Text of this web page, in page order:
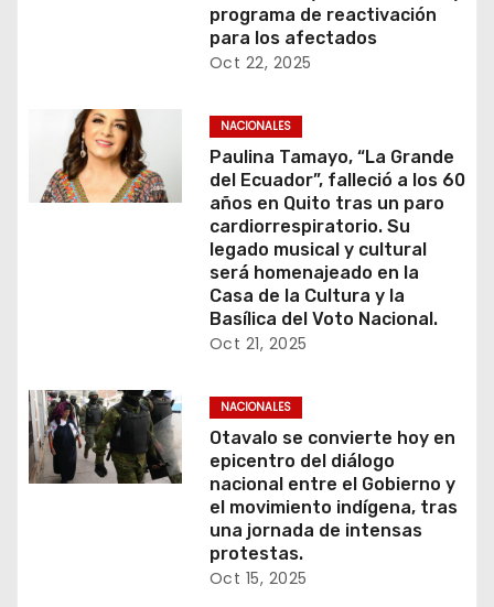
programa de reactivación
para los afectados
Oct 22, 2025
NACIONALES
Paulina Tamayo, “La Grande
del Ecuador”, falleció a los 60
años en Quito tras un paro
cardiorrespiratorio. Su
legado musical y cultural
será homenajeado en la
Casa de la Cultura y la
Basílica del Voto Nacional.
Oct 21, 2025
NACIONALES
Otavalo se convierte hoy en
epicentro del diálogo
nacional entre el Gobierno y
el movimiento indígena, tras
una jornada de intensas
protestas.
Oct 15, 2025